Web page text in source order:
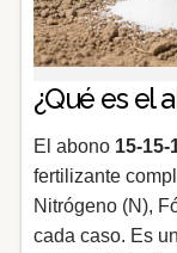
¿Qué es el
El abono
fertilizante
Nitrógeno (N),
cada caso. Es